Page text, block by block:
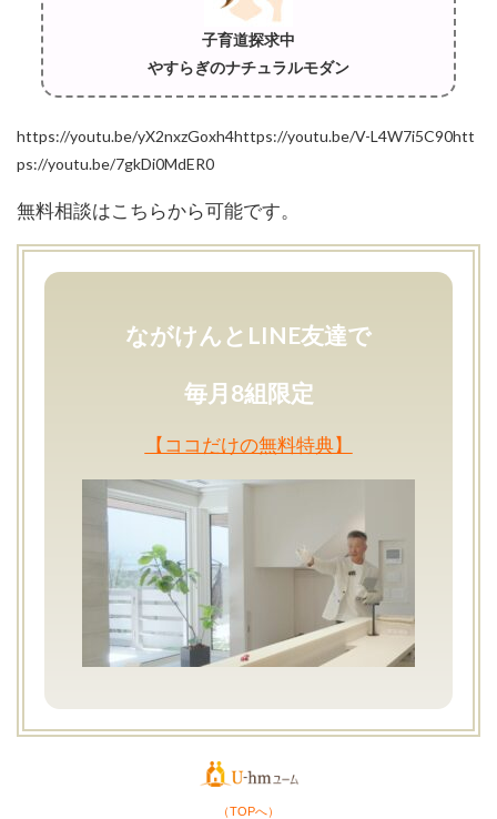
子育道探求中
やすらぎのナチュラルモダン
https://youtu.be/yX2nxzGoxh4https://youtu.be/V-L4W7i5C90htt
ps://youtu.be/7gkDi0MdER0
無料相談はこちらから可能です。
ながけんとLINE友達で
毎月8組限定
【ココだけの無料特典】
（TOPへ）